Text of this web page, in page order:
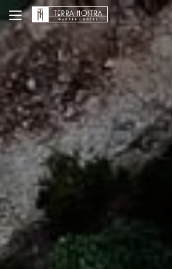
Hotel
A Nossa História
Quartos e Suites
Parque Terra Nostra
Ofertas Especiais
Restaurante & Bar
Reuniões e Eventos
Experiências
Instalações e Serviços
Galeria
Localização e Contacto
Higiene e Segurança